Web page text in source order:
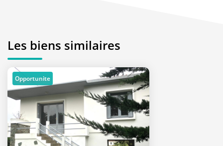
Les biens similaires
Opportunite